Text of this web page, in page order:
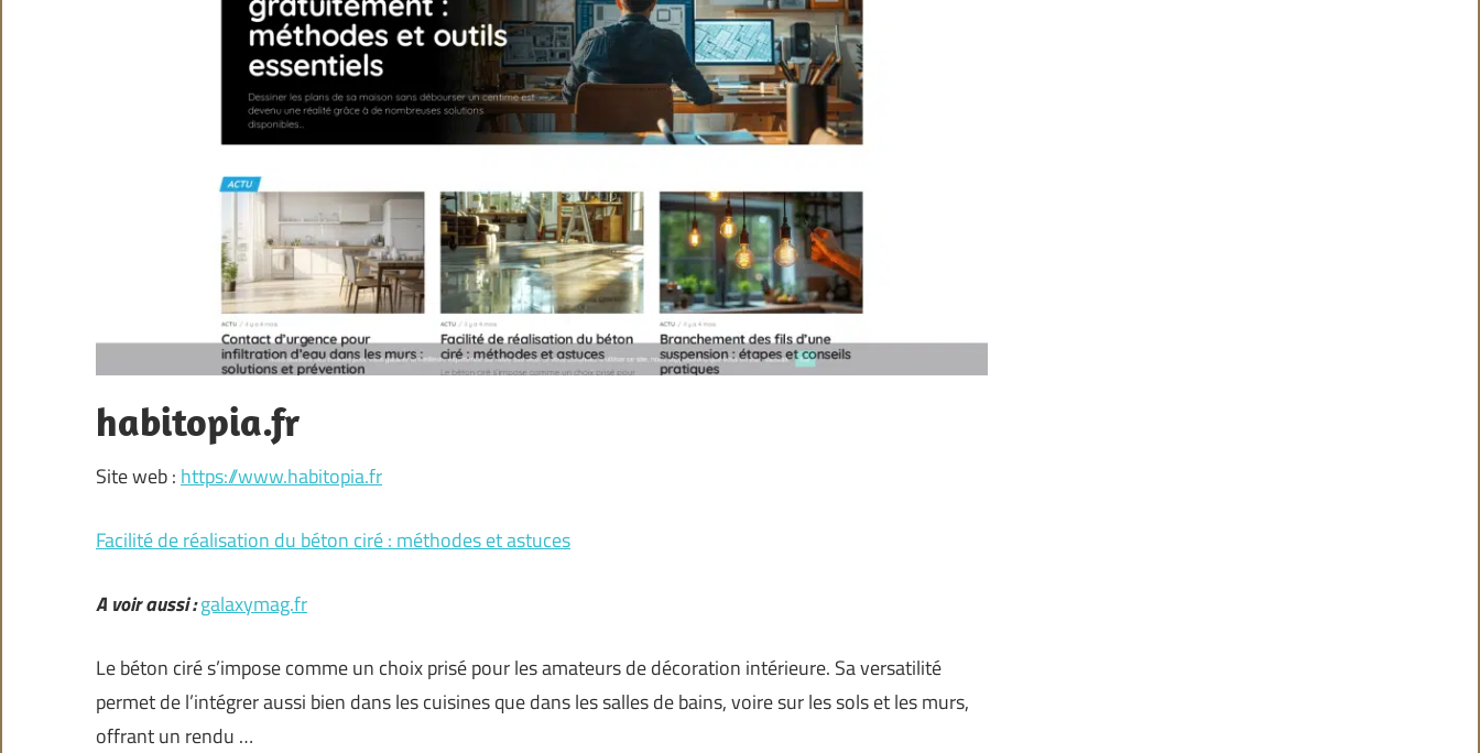
habitopia.fr
Site web : https://www.habitopia.fr
Facilité de réalisation du béton ciré : méthodes et astuces
A voir aussi :galaxymag.fr
Le béton ciré s’impose comme un choix prisé pour les amateurs de décoration intérieure. Sa versatilité
permet de l’intégrer aussi bien dans les cuisines que dans les salles de bains, voire sur les sols et les murs,
offrant un rendu …